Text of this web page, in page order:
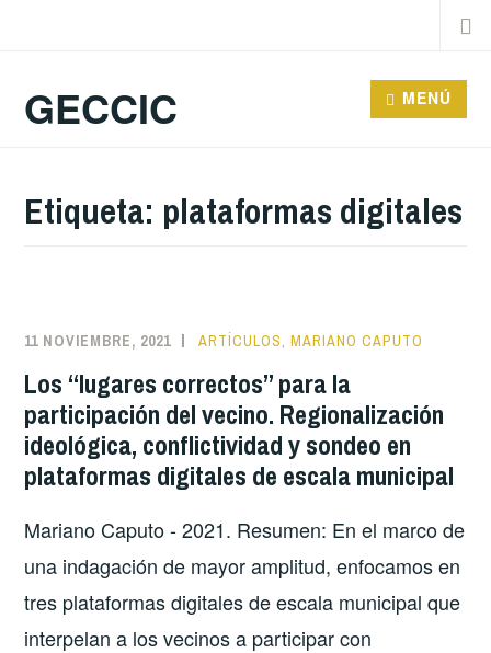
GECCIC MENÚ
Etiqueta: plataformas digitales
11 NOVIEMBRE, 2021 ARTÍCULOS,MARIANO CAPUTO
Los “lugares correctos” para la
participación del vecino. Regionalización
ideológica, conflictividad y sondeo en
plataformas digitales de escala municipal
Mariano Caputo - 2021. Resumen: En el marco de
una indagación de mayor amplitud, enfocamos en
tres plataformas digitales de escala municipal que
interpelan a los vecinos a participar con